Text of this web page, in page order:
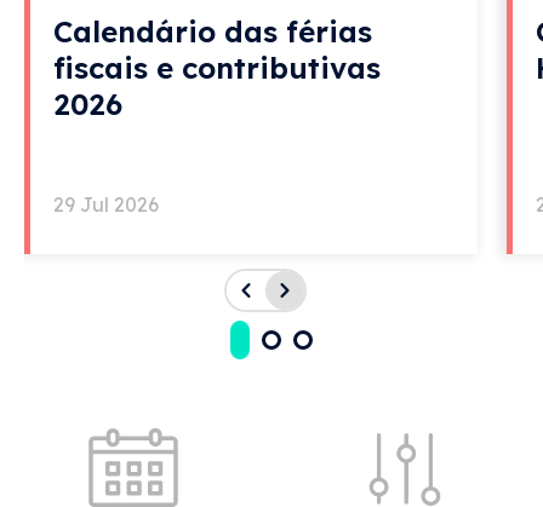
1989
• Durante sete anos o poder político ignorou os
Calendário das férias
fiscais e contributivas
2026
29 Jul 2026